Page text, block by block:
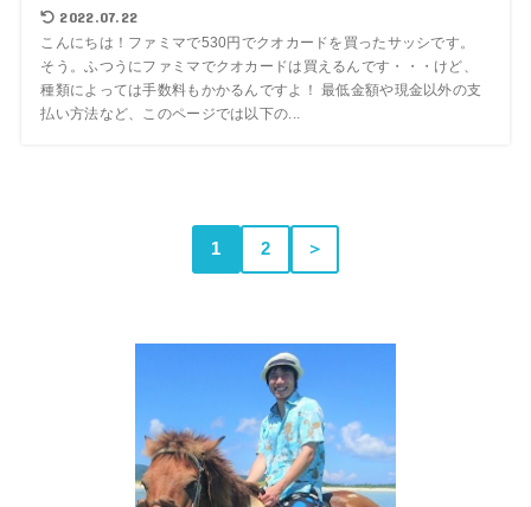
2022.07.22
こんにちは！ファミマで530円でクオカードを買ったサッシです。
そう。ふつうにファミマでクオカードは買えるんです・・・けど、
種類によっては手数料もかかるんですよ！ 最低金額や現金以外の支
払い方法など、このページでは以下の...
1 2 ＞